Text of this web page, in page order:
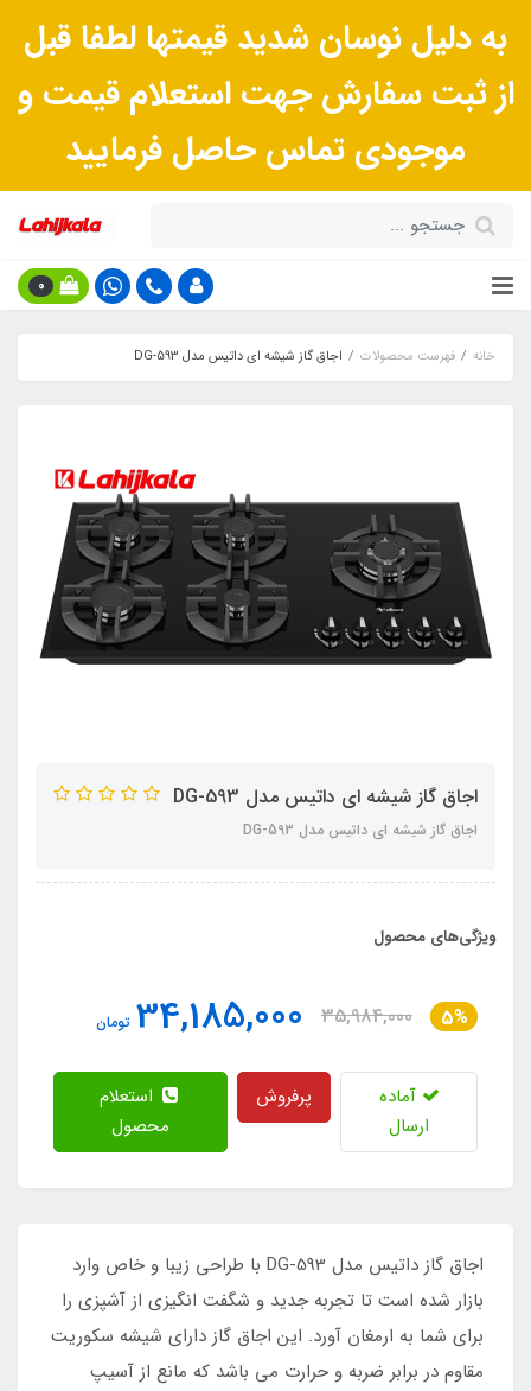
به دلیل نوسان شدید قیمتها لطفا قبل
از ثبت سفارش جهت استعلام قیمت و
موجودی تماس حاصل فرمایید
0
خانه فهرست محصولات اجاق گاز شیشه ای داتیس مدل DG-593
اجاق گاز شیشه ای داتیس مدل DG-593
اجاق گاز شیشه ای داتیس مدل DG-593
ویژگی‌های محصول
5%
35,984,000
34,185,000 تومان
آماده
ارسال
پرفروش
استعلام
محصول
اجاق گاز داتیس مدل DG-593 با طراحی زیبا و خاص وارد
بازار شده است تا تجربه جدید و شگفت انگیزی از آشپزی را
برای شما به ارمغان آورد. این اجاق گاز دارای شیشه سکوریت
مقاوم در برابر ضربه و حرارت می باشد که مانع از آسیپ